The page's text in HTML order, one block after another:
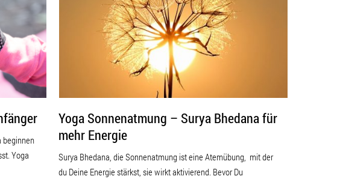
beginnen
Yoga
Yoga Sonnenatmung – Surya Bhedana für
mehr Energie
Surya Bhedana, die Sonnenatmung ist eine Atemübung, mit der
du Deine Energie stärkst, sie wirkt aktivierend. Bevor Du